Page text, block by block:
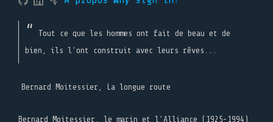
Tout ce que les hommes ont fait de beau et de
bien, ils l'ont construit avec leurs rêves...
Bernard Moitessier, La longue route
Bernard Moitessier, le marin et l’Alliance (1925-1994)